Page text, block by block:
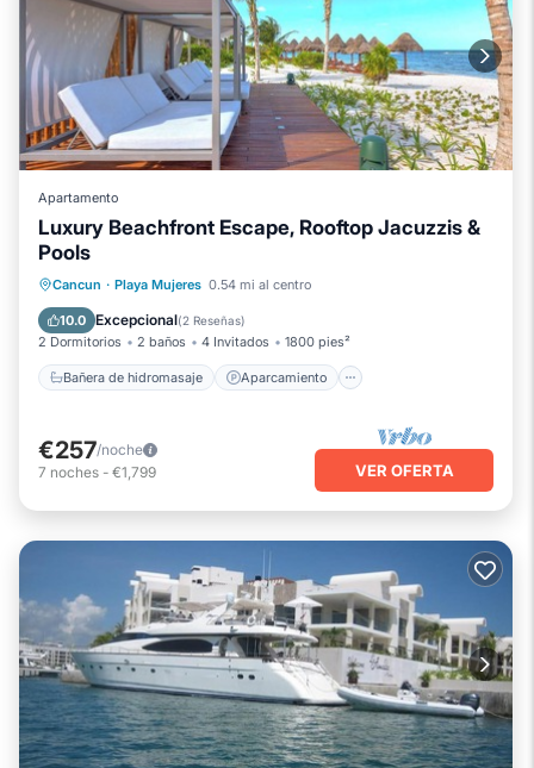
Apartamento
Luxury Beachfront Escape, Rooftop Jacuzzis &
Pools
Cancun · Playa Mujeres 0.54 mi al centro
10.0 Excepcional(2 Reseñas)
2 Dormitorios 2 baños 4 Invitados 1800 pies²
Bañera de hidromasaje Aparcamiento
Bañera de hidromasaje
Aparcamiento
Piscina
Cocina
€257/noche
7 noches - €1,799 VER OFERTA